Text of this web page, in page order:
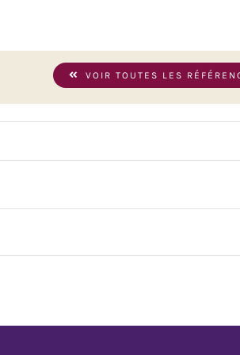
VOIR TOUTES LES